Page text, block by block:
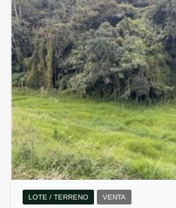
LOTE / TERRENO VENTA